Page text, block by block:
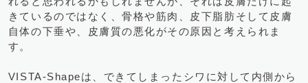
きているのではなく、骨格や筋肉、皮下脂肪そして皮膚
自体の下垂や、皮膚質の悪化がその原因と考えられま
す。
VISTA-Shapeは、できてしまったシワに対して内側から